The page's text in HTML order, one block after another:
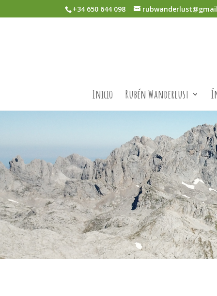
+34 650 644 098
Inicio Rubén Wanderlust